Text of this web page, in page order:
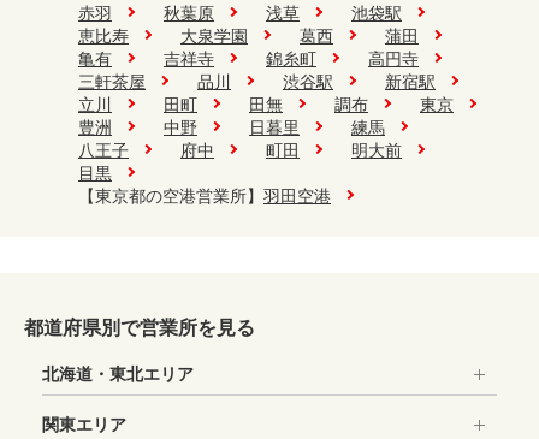
＞Googleマップで確認する
渋谷西口モヤイ像より徒歩5分。歩道橋で国道246号横断後
下りファミリーマート手前坂道より50メートル先
＞Googleマップで確認する
赤羽
秋葉原 浅草
池袋駅
恵比寿
大泉学園 葛西
蒲田
亀有
吉祥寺 錦糸町
高円寺
三軒茶屋
品川 渋谷駅
新宿駅
立川
田町 田無 調布
東京
豊洲
中野 日暮里
練馬
八王子
府中 町田
明大前
目黒
【東京都の空港営業所】 羽田空港
都道府県別で営業所を見る
北海道・東北エリア
関東エリア